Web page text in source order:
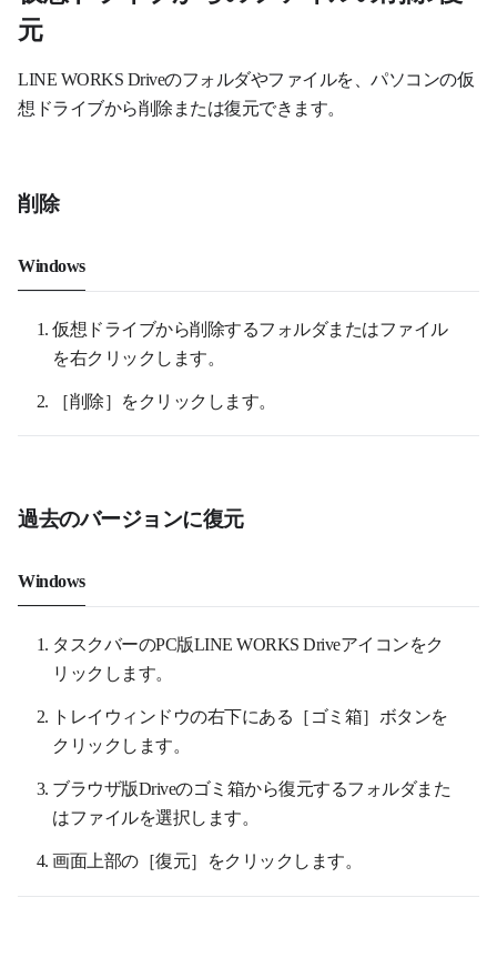
元
LINE WORKS Driveのフォルダやファイルを、パソコンの仮
想ドライブから削除または復元できます。
削除
Windows
仮想ドライブから削除するフォルダまたはファイル
を右クリックします。
［削除］をクリックします。
過去のバージョンに復元
Windows
タスクバーのPC版LINE WORKS Driveアイコンをク
リックします。
トレイウィンドウの右下にある［ゴミ箱］ボタンを
クリックします。
ブラウザ版Driveのゴミ箱から復元するフォルダまた
はファイルを選択します。
画面上部の［復元］をクリックします。